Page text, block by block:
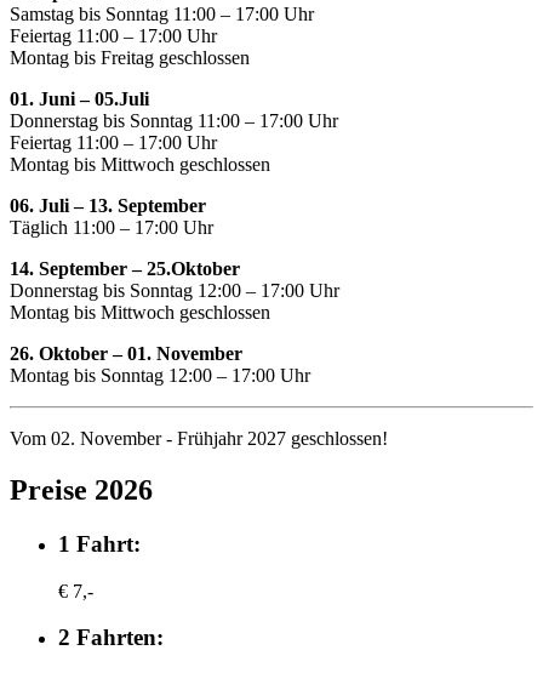
Samstag bis Sonntag 11:00 – 17:00 Uhr
Feiertag 11:00 – 17:00 Uhr
Montag bis Freitag geschlossen
01. Juni – 05.Juli
Donnerstag bis Sonntag 11:00 – 17:00 Uhr
Feiertag 11:00 – 17:00 Uhr
Montag bis Mittwoch geschlossen
06. Juli – 13. September
Täglich 11:00 – 17:00 Uhr
14. September – 25.Oktober
Donnerstag bis Sonntag 12:00 – 17:00 Uhr
Montag bis Mittwoch geschlossen
26. Oktober – 01. November
Montag bis Sonntag 12:00 – 17:00 Uhr
Vom 02. November - Frühjahr 2027 geschlossen!
Preise 2026
1 Fahrt:
€ 7,-
2 Fahrten: